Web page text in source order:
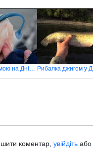
Рибалка на судака зимою на Дністрі
коментар, увійдіть або